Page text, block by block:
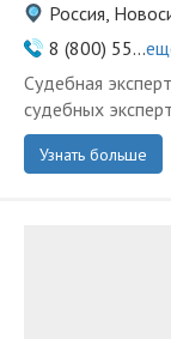
Россия,
8 (800) 55...
Судебная
судебных
Узнать больше